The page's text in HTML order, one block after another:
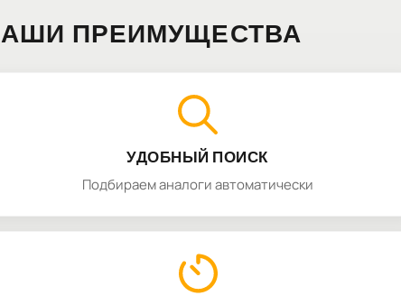
ПРЕИМУЩЕСТВА
УДОБНЫЙ ПОИСК
Подбираем аналоги автоматически